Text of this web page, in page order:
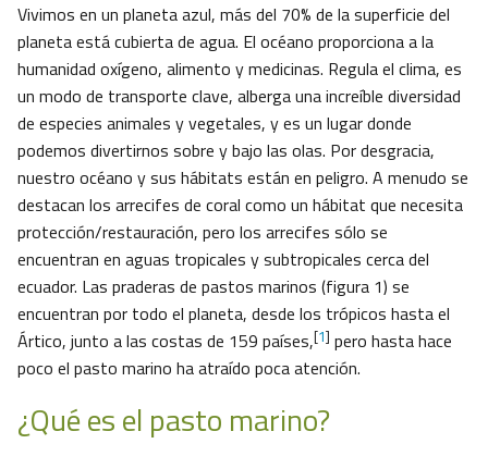
Vivimos en un planeta azul, más del 70% de la superficie del
planeta está cubierta de agua. El océano proporciona a la
humanidad oxígeno, alimento y medicinas. Regula el clima, es
un modo de transporte clave, alberga una increíble diversidad
de especies animales y vegetales, y es un lugar donde
podemos divertirnos sobre y bajo las olas. Por desgracia,
nuestro océano y sus hábitats están en peligro. A menudo se
destacan los arrecifes de coral como un hábitat que necesita
protección/restauración, pero los arrecifes sólo se
encuentran en aguas tropicales y subtropicales cerca del
ecuador. Las praderas de pastos marinos (figura 1) se
encuentran por todo el planeta, desde los trópicos hasta el
Ártico, junto a las costas de 159 países,[1] pero hasta hace
poco el pasto marino ha atraído poca atención.
¿Qué es el pasto marino?